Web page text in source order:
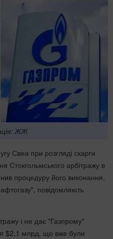
ЖЖ
Свеа при розгляді скарги
Стокгольмського арбітражу в
процедуру його виконання.
повідомляють
і не дає "Газпрому"
$2,1 млрд, що вже були